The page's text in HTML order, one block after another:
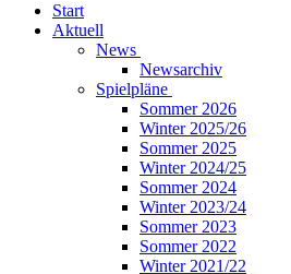
Start
Aktuell
News
Newsarchiv
Spielpläne
Sommer 2026
Winter 2025/26
Sommer 2025
Winter 2024/25
Sommer 2024
Winter 2023/24
Sommer 2023
Sommer 2022
Winter 2021/22